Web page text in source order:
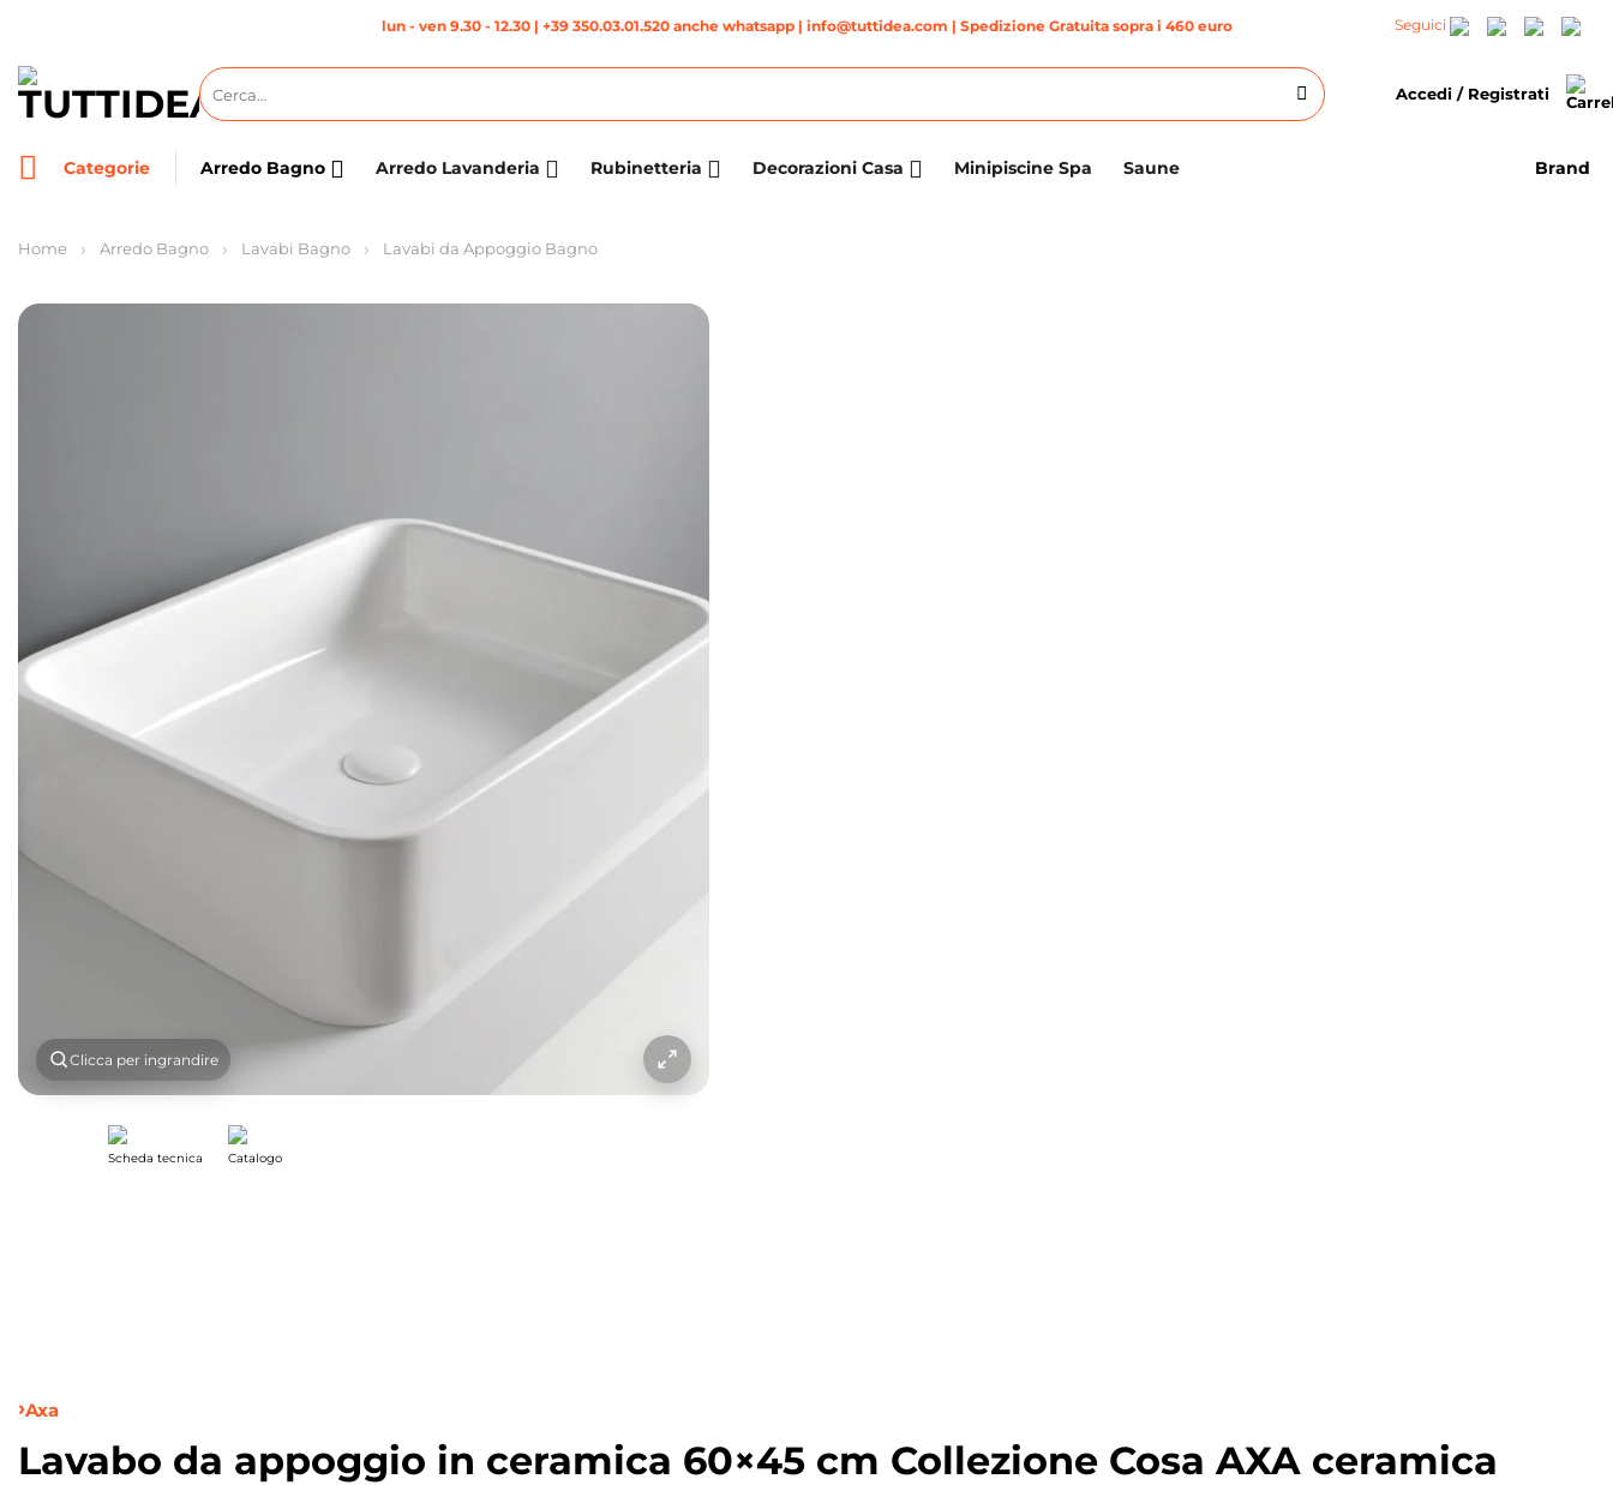
contenuti
lun - ven 9.30 - 12.30 | +39 350.03.01.520 anche whatsapp| info@tuttidea.com | Spedizione Gratuita sopra i 460 euro Seguici
Cerca:
Accedi / Registrati
Categorie Arredo Bagno Arredo Lavanderia Rubinetteria Decorazioni Casa Minipiscine Spa Saune Brand
Home Arredo Bagno Lavabi Bagno Lavabi da Appoggio Bagno
Clicca per ingrandire
Scheda tecnica Catalogo
Axa
Lavabo da appoggio in ceramica 60×45 cm Collezione Cosa AXA ceramica